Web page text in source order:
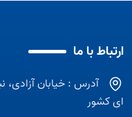
ارتباط با ما
آدرس : خیابان
ای کشور